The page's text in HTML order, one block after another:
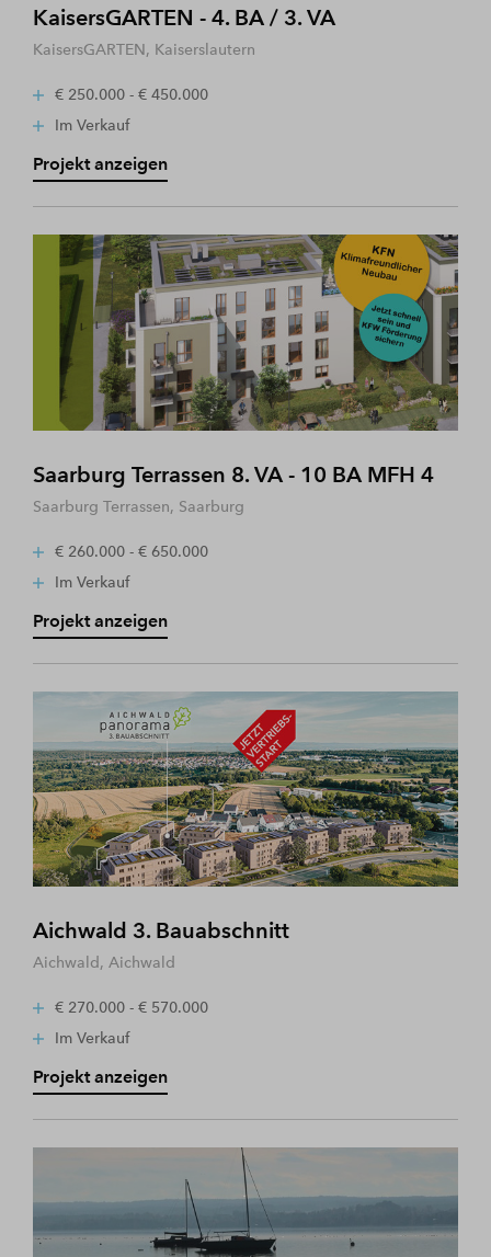
KaisersGARTEN - 4. BA / 3. VA
KaisersGARTEN, Kaiserslautern
€ 250.000 - € 450.000
Im Verkauf
Projekt anzeigen
Saarburg Terrassen 8. VA - 10 BA MFH 4
Saarburg Terrassen, Saarburg
€ 260.000 - € 650.000
Im Verkauf
Projekt anzeigen
Aichwald 3. Bauabschnitt
Aichwald, Aichwald
€ 270.000 - € 570.000
Im Verkauf
Projekt anzeigen